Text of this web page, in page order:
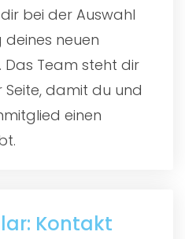
bei der Auswahl
neuen
Das Team steht dir
damit du und
einen
Kontakt